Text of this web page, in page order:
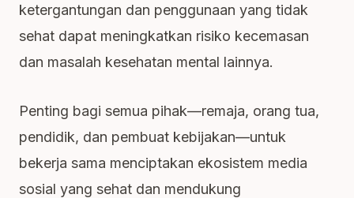
ketergantungan dan penggunaan yang tidak
sehat dapat meningkatkan risiko kecemasan
dan masalah kesehatan mental lainnya.
Penting bagi semua pihak—remaja, orang tua,
pendidik, dan pembuat kebijakan—untuk
bekerja sama menciptakan ekosistem media
sosial yang sehat dan mendukung